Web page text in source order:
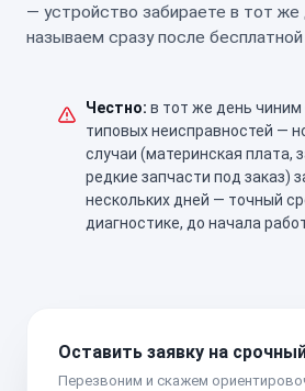
— устройство забираете в тот
называем сразу после бесплатной
Честно: в тот же день
типовых неисправностей —
случаи (материнская плата,
редкие запчасти под заказ)
нескольких дней — точный
диагностике, до начала
Оставить заявку на
Перезвоним и скажем